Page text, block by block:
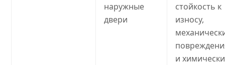
наружные
двери
стойкость к
износу,
и